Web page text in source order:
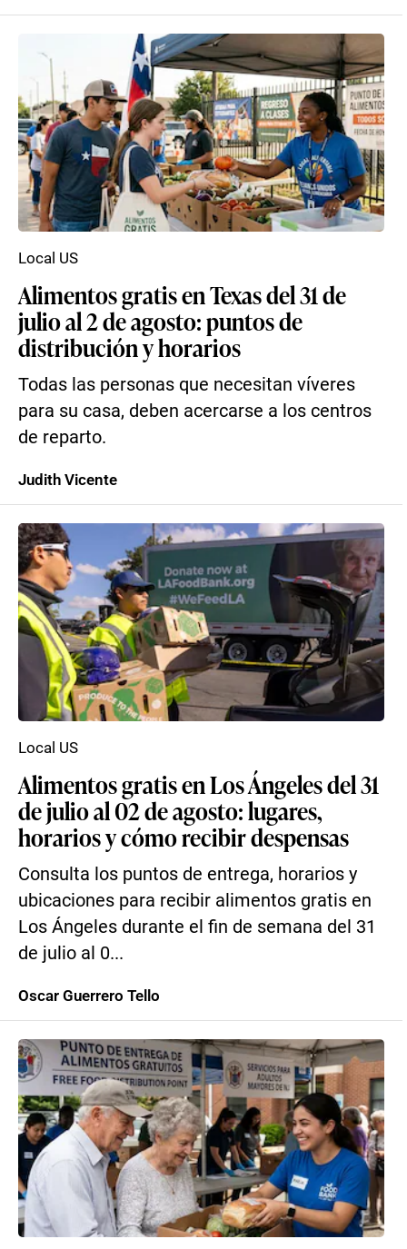
Alimentos gratis en Texas del 31 de
julio al 2 de agosto: puntos de
distribución y horarios
Todas las personas que necesitan víveres
para su casa, deben acercarse a los centros
de reparto.
Local US
Judith Vicente
Alimentos gratis en Los Ángeles del 31
de julio al 02 de agosto: lugares,
horarios y cómo recibir despensas
Consulta los puntos de entrega, horarios y
ubicaciones para recibir alimentos gratis en
Los Ángeles durante el fin de semana del 31
de julio al 0...
Local US
Oscar Guerrero Tello